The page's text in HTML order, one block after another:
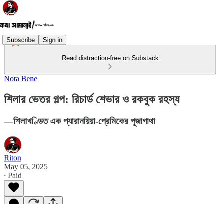
Subscribe Sign in
Read distraction-free on Substack
Nota Bene
শিলার ভেতর গল্প: রিচার্ড শেভার ও রকবুক রহস্য
—শিলাখণ্ডিত এক প্যারানয়িয়া-প্রেমিকের পূজাগাথা
Riton
May 05, 2025
∙ Paid